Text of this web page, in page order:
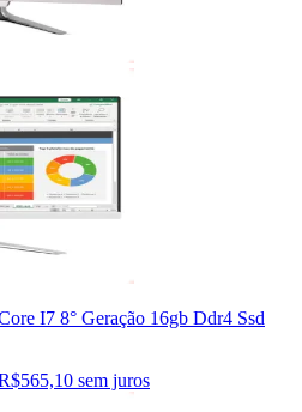
I7 8° Geração 16gb Ddr4 Ssd
sem juros